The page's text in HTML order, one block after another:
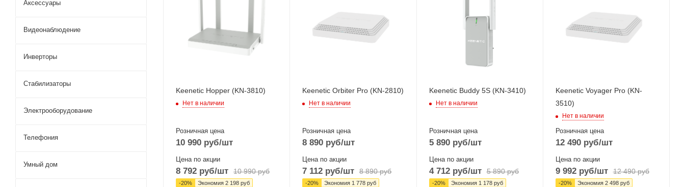
Два: 5 ГГц
802.11a/n/ac/ax
Keenetic Hopper (KN-3810)
Нет в наличии
Розничная цена
10 990 руб/шт
Цена по акции
8 792 руб/шт 10 990руб
-20% Экономия 2 198 руб
Wi-Fi интерфейсы
Два: 5 ГГц
Keenetic Orbiter Pro (KN-2810)
Нет в наличии
Розничная цена
8 890 руб/шт
Цена по акции
7 112 руб/шт 8 890руб
-20% Экономия 1 778 руб
Wi-Fi интерфейсы
802.11a/n/ac
802.11b/g/n
Keenetic Buddy 5S (KN-3410)
Нет в наличии
Розничная цена
5 890руб/шт
Цена по акции
4 712руб/шт 5 890руб
-20% Экономия 1 178руб
Wi-Fi интерфейсы
Два: 5 ГГц
802.11a/n/ac/ax
Keenetic Voyager Pro (KN-
3510)
Нет в наличии
Розничная цена
12 490руб/шт
Цена по акции
9 992руб/шт 12 490руб
-20% Экономия 2 498руб
Аксессуары
Видеонаблюдение
Инверторы
Стабилизаторы
Электрооборудование
Телефония
Умный дом